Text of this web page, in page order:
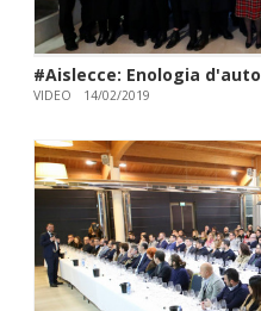
#Aislecce: Enologia
VIDEO 14/02/2019